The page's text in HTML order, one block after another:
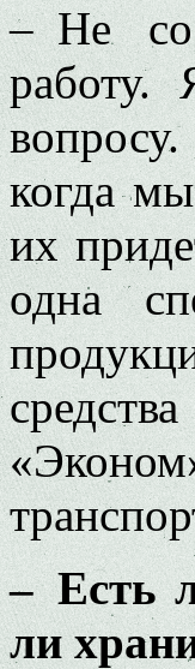
– Не со
когда
их
одна
– Есть
ли